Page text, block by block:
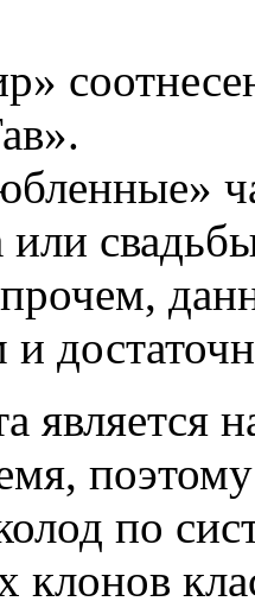
или
является
по
клонов